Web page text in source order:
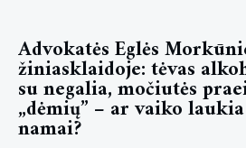
Advokatės Eglės
žiniasklaidoje: tėvas
su negalia, močiutės
„dėmių” – ar vaiko
namai?